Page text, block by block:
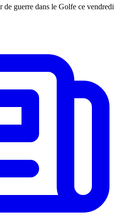
de guerre dans le Golfe ce vendredi